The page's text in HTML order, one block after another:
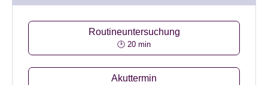
Routineuntersuchung
🕑 20 min
Akuttermin